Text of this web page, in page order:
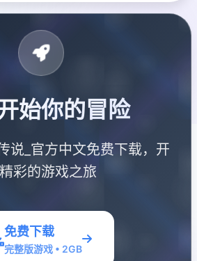
始你的冒险
说_官方中文免费下载，开
彩的游戏之旅
免费下载
完整版游戏 • 2GB